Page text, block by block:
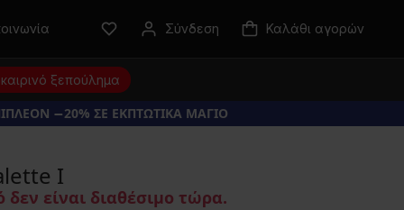
Σύνδεση Καλάθι αγορών
ξεπούλημα
−20% ΣΕ ΕΚΠΤΩΤΙΚΑ ΜΑΓΙΟ
I
είναι διαθέσιμο τώρα.